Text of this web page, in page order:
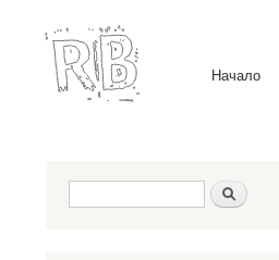
Main menu Начало
Search form